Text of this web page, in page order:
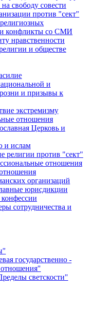
свободу совести
против "сект"
и конфликты со СМИ
нравственности
и обществе
и
и призывы к
экстремизму
отношения
Церковь и
и ислам
религии против "сект"
отношения
организаций
юрисдикции
сотрудничества и
государственно -
светскости"